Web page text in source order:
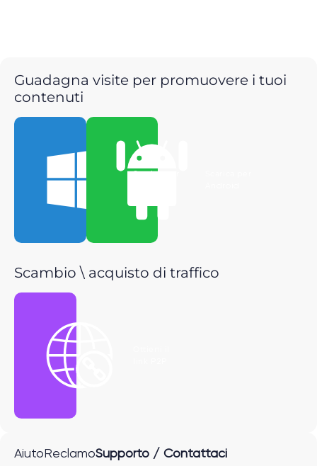
Guadagna visite per promuovere i tuoi
contenuti
Scarica per
Scambio \ acquisto di traffico
Aiuto ReclamoSupporto / Contattaci